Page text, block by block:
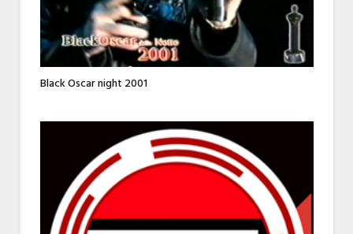
Black Oscar night 2001